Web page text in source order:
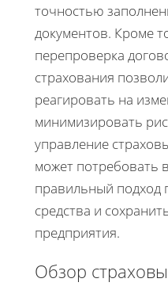
точностью
документов. Кроме
перепроверка
страхования
реагировать на
минимизировать
управление
может потребовать
правильный подход
средства и
предприятия.
Обзор